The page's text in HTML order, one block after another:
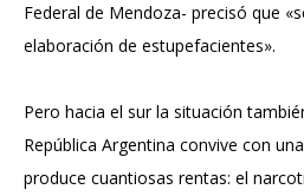
Federal de Mendoza- precisó que
elaboración de estupefacientes».
Pero hacia el sur la situación
República Argentina convive con
produce cuantiosas rentas: el